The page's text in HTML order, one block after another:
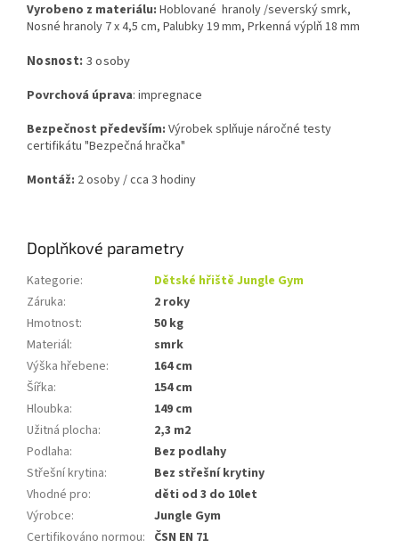
Vyrobeno z materiálu: Hoblované hranoly /severský smrk,
Nosné hranoly 7 x 4,5 cm, Palubky 19 mm, Prkenná výplň 18 mm
Nosnost:3 osoby
Povrchová úprava: impregnace
Bezpečnost především: Výrobek splňuje náročné testy
certifikátu "Bezpečná hračka"
Montáž: 2 osoby / cca 3 hodiny
Doplňkové parametry
Kategorie:
Dětské hřiště Jungle Gym
Záruka:
2 roky
Hmotnost:
50 kg
Materiál:
smrk
Výška hřebene:
164 cm
Šířka:
154 cm
Hloubka:
149 cm
Užitná plocha:
2,3 m2
Podlaha:
Bez podlahy
Střešní krytina:
Bez střešní krytiny
Vhodné pro:
děti od 3 do 10let
Výrobce:
Jungle Gym
Certifikováno normou: ČSN EN 71